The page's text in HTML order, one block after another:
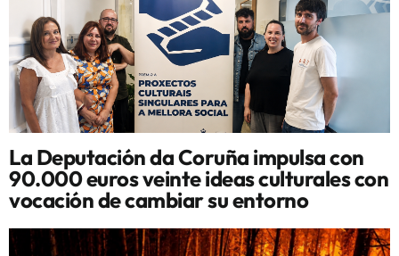
La Deputación da Coruña impulsa con
90.000 euros veinte ideas culturales con
vocación de cambiar su entorno